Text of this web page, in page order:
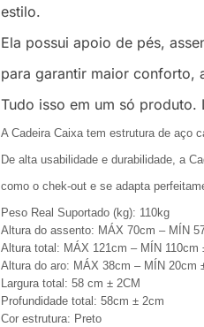
estilo.
Ela possui apoio de pés,
para garantir maior conforto,
Tudo isso em um só produto.
A Cadeira Caixa tem estrutura de aço
De alta usabilidade e durabilidade, a
como o chek-out e se adapta
Peso Real Suportado (kg): 110kg
Altura do assento: MÁX 70cm – MÍN
Altura total: MÁX 121cm – MÍN 110cm
Altura do aro: MÁX 38cm – MÍN 20cm
Largura total: 58 cm ± 2CM
Profundidade total: 58cm ± 2cm
Cor estrutura: Preto